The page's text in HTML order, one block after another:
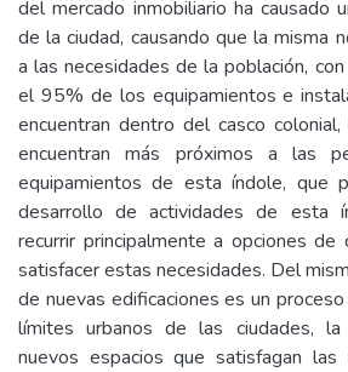
del mercado inmobiliario ha causado
de la ciudad, causando que la misma
a las necesidades de la población,
el 95% de los equipamientos e
encuentran dentro del casco
encuentran más próximos a las
equipamientos de esta índole, que
desarrollo de actividades de esta
recurrir principalmente a opciones de
satisfacer estas necesidades. Del
de nuevas edificaciones es un
límites urbanos de las ciudades,
nuevos espacios que satisfagan las